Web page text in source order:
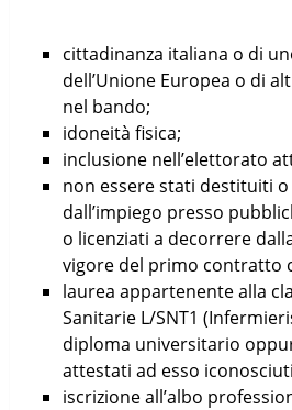
cittadinanza italiana o di
dell’Unione Europea o di
nel bando;
idoneità fisica;
inclusione nell’elettorato
non essere stati destituiti
dall’impiego presso
o licenziati a decorrere
vigore del primo contratto
laurea appartenente alla
Sanitarie L/SNT1
diploma universitario
attestati ad esso
iscrizione all’albo